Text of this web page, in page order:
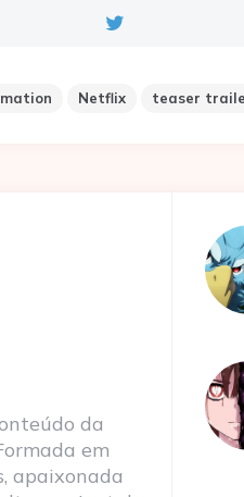
Netflix teaser
da
em
apaixonada